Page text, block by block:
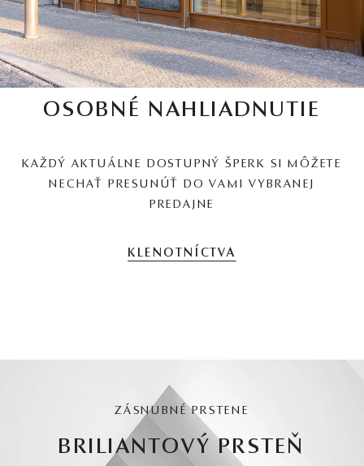
OSOBNÉ NAHLIADNUTIE
KAŽDÝ AKTUÁLNE DOSTUPNÝ ŠPERK SI MÔŽETE
NECHAŤ PRESUNÚŤ DO VAMI VYBRANEJ
PREDAJNE
KLENOTNÍCTVA
ZÁSNUBNÉ PRSTENE
BRILIANTOVÝ PRSTEŇ